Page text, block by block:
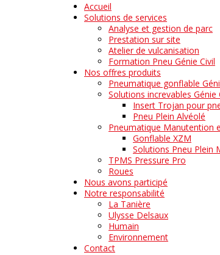
Accueil
Solutions de services
Analyse et gestion de parc
Prestation sur site
Atelier de vulcanisation
Formation Pneu Génie Civil
Nos offres produits
Pneumatique gonflable
Solutions increvables Génie
Insert Trojan pour
Pneu Plein Alvéolé
Pneumatique Manutention
Gonflable XZM
Solutions Pneu Plein
TPMS Pressure Pro
Roues
Nous avons participé
Notre responsabilité
La Tanière
Ulysse Delsaux
Humain
Environnement
Contact